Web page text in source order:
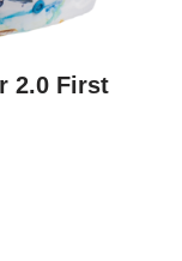
2.0 First